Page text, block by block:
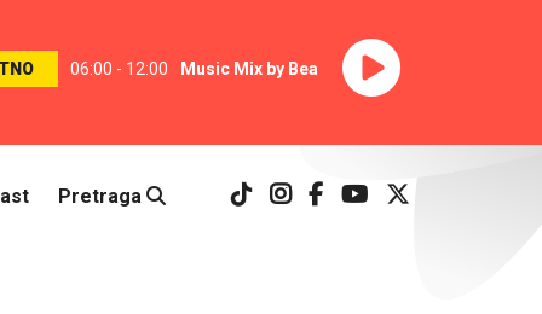
06:00 - 12:00 Music Mix by Bea
Pretraga